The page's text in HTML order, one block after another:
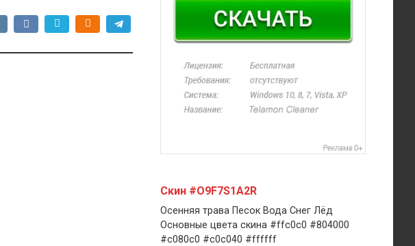
Скин #O9F7S1A2R
Осенняя трава Песок Вода Снег Лёд
Основные цвета скина #ffc0c0 #804000
#c080c0 #c0c040 #ffffff